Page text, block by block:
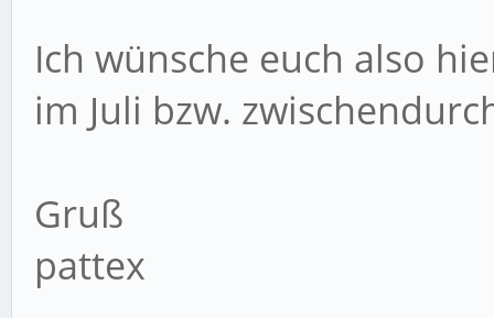
Ich wünsche euch also
im Juli bzw.
Gruß
pattex